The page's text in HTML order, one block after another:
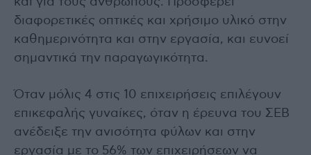
διαφορετικές οπτικές και χρήσιμο υλικό στην
καθημερινότητα και στην εργασία, και ευνοεί
σημαντικά την παραγωγικότητα.
Όταν μόλις 4 στις 10 επιχειρήσεις επιλέγουν
επικεφαλής γυναίκες, όταν η έρευνα του ΣΕΒ
ανέδειξε την ανισότητα φύλων και στην
εργασία με το 56% των επιχειρήσεων να